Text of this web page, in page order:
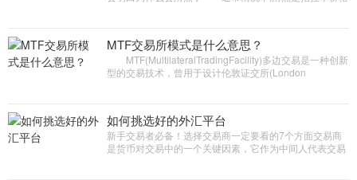
MTF交易所模式是什么意思？
MTF(MultilateralTradingFacility)多边交易是一种创新
型的交易技术，曾用于设计伦敦证交所(London
如何挑选好的外汇平台
新手交易者必备！选择交易商一定要看的7个方面交易商
是货币对交易中的一个关键因素，它作为中间人代表交易